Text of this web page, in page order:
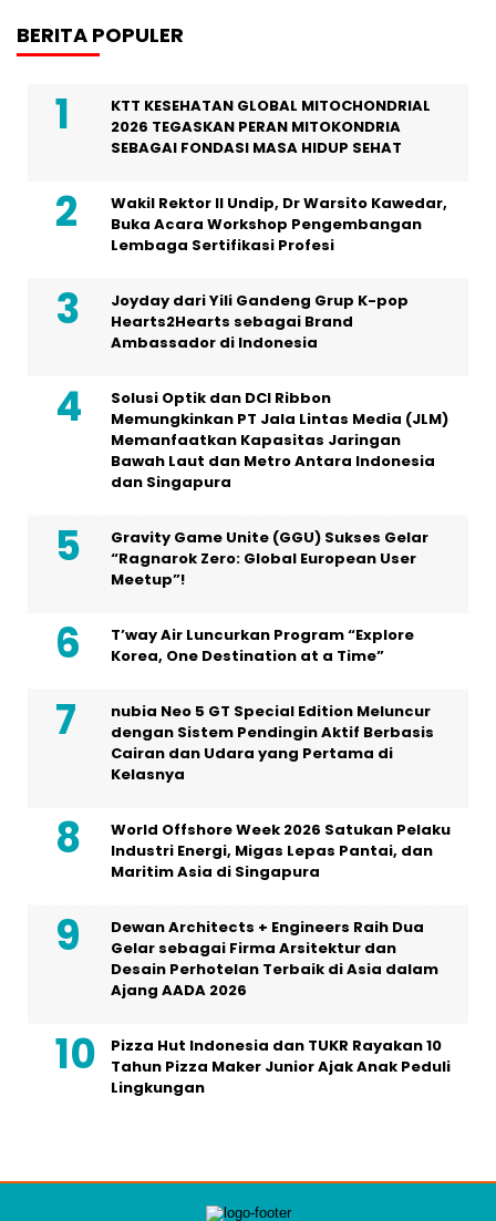
BERITA POPULER
KTT KESEHATAN GLOBAL MITOCHONDRIAL
2026 TEGASKAN PERAN MITOKONDRIA
SEBAGAI FONDASI MASA HIDUP SEHAT
Wakil Rektor II Undip, Dr Warsito Kawedar,
Buka Acara Workshop Pengembangan
Lembaga Sertifikasi Profesi
Joyday dari Yili Gandeng Grup K-pop
Hearts2Hearts sebagai Brand
Ambassador di Indonesia
Solusi Optik dan DCI Ribbon
Memungkinkan PT Jala Lintas Media (JLM)
Memanfaatkan Kapasitas Jaringan
Bawah Laut dan Metro Antara Indonesia
dan Singapura
Gravity Game Unite (GGU) Sukses Gelar
“Ragnarok Zero: Global European User
Meetup”!
T’way Air Luncurkan Program “Explore
Korea, One Destination at a Time”
nubia Neo 5 GT Special Edition Meluncur
dengan Sistem Pendingin Aktif Berbasis
Cairan dan Udara yang Pertama di
Kelasnya
World Offshore Week 2026 Satukan Pelaku
Industri Energi, Migas Lepas Pantai, dan
Maritim Asia di Singapura
Dewan Architects + Engineers Raih Dua
Gelar sebagai Firma Arsitektur dan
Desain Perhotelan Terbaik di Asia dalam
Ajang AADA 2026
Pizza Hut Indonesia dan TUKR Rayakan 10
Tahun Pizza Maker Junior Ajak Anak Peduli
Lingkungan